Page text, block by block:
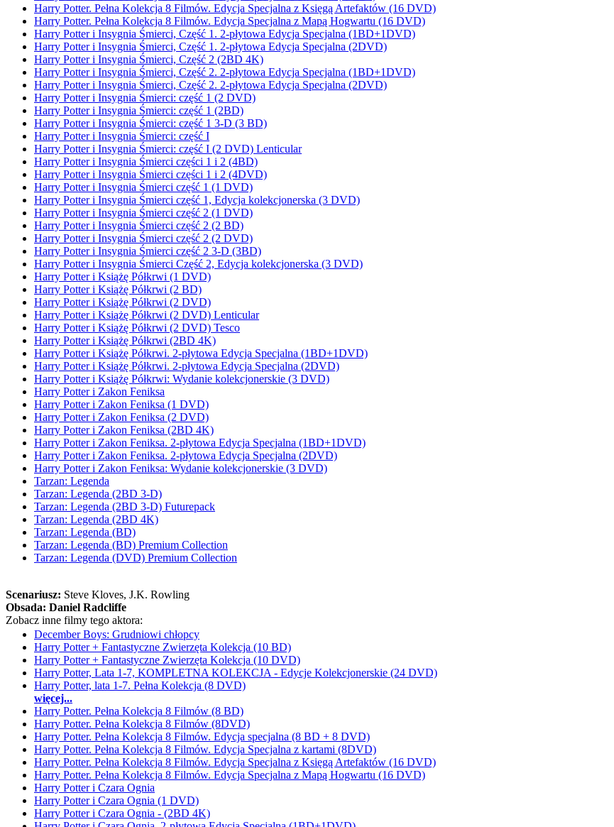
Harry Potter. Pełna Kolekcja 8 Filmów. Edycja Specjalna z Księgą Artefaktów (16 DVD)
Harry Potter. Pełna Kolekcja 8 Filmów. Edycja Specjalna z Mapą Hogwartu (16 DVD)
Harry Potter i Insygnia Śmierci, Część 1. 2-płytowa Edycja Specjalna (1BD+1DVD)
Harry Potter i Insygnia Śmierci, Część 1. 2-płytowa Edycja Specjalna (2DVD)
Harry Potter i Insygnia Śmierci, Część 2 (2BD 4K)
Harry Potter i Insygnia Śmierci, Część 2. 2-płytowa Edycja Specjalna (1BD+1DVD)
Harry Potter i Insygnia Śmierci, Część 2. 2-płytowa Edycja Specjalna (2DVD)
Harry Potter i Insygnia Śmierci: część 1 (2 DVD)
Harry Potter i Insygnia Śmierci: część 1 (2BD)
Harry Potter i Insygnia Śmierci: część 1 3-D (3 BD)
Harry Potter i Insygnia Śmierci: część I
Harry Potter i Insygnia Śmierci: część I (2 DVD) Lenticular
Harry Potter i Insygnia Śmierci części 1 i 2 (4BD)
Harry Potter i Insygnia Śmierci części 1 i 2 (4DVD)
Harry Potter i Insygnia Śmierci część 1 (1 DVD)
Harry Potter i Insygnia Śmierci część 1, Edycja kolekcjonerska (3 DVD)
Harry Potter i Insygnia Śmierci część 2 (1 DVD)
Harry Potter i Insygnia Śmierci część 2 (2 BD)
Harry Potter i Insygnia Śmierci część 2 (2 DVD)
Harry Potter i Insygnia Śmierci część 2 3-D (3BD)
Harry Potter i Insygnia Śmierci Część 2, Edycja kolekcjonerska (3 DVD)
Harry Potter i Książę Półkrwi (1 DVD)
Harry Potter i Książę Półkrwi (2 BD)
Harry Potter i Książę Półkrwi (2 DVD)
Harry Potter i Książę Półkrwi (2 DVD) Lenticular
Harry Potter i Książę Półkrwi (2 DVD) Tesco
Harry Potter i Książę Półkrwi (2BD 4K)
Harry Potter i Książę Półkrwi. 2-płytowa Edycja Specjalna (1BD+1DVD)
Harry Potter i Książę Półkrwi. 2-płytowa Edycja Specjalna (2DVD)
Harry Potter i Książę Półkrwi: Wydanie kolekcjonerskie (3 DVD)
Harry Potter i Zakon Feniksa
Harry Potter i Zakon Feniksa (1 DVD)
Harry Potter i Zakon Feniksa (2 DVD)
Harry Potter i Zakon Feniksa (2BD 4K)
Harry Potter i Zakon Feniksa. 2-płytowa Edycja Specjalna (1BD+1DVD)
Harry Potter i Zakon Feniksa. 2-płytowa Edycja Specjalna (2DVD)
Harry Potter i Zakon Feniksa: Wydanie kolekcjonerskie (3 DVD)
Tarzan: Legenda
Tarzan: Legenda (2BD 3-D)
Tarzan: Legenda (2BD 3-D) Futurepack
Tarzan: Legenda (2BD 4K)
Tarzan: Legenda (BD)
Tarzan: Legenda (BD) Premium Collection
Tarzan: Legenda (DVD) Premium Collection
Scenariusz: Steve Kloves, J.K. Rowling
Obsada: Daniel Radcliffe
Zobacz inne filmy tego aktora:
December Boys: Grudniowi chłopcy
Harry Potter + Fantastyczne Zwierzęta Kolekcja (10 BD)
Harry Potter + Fantastyczne Zwierzęta Kolekcja (10 DVD)
Harry Potter, Lata 1-7, KOMPLETNA KOLEKCJA - Edycje Kolekcjonerskie (24 DVD)
Harry Potter, lata 1-7. Pełna Kolekcja (8 DVD)
więcej...
Harry Potter. Pełna Kolekcja 8 Filmów (8 BD)
Harry Potter. Pełna Kolekcja 8 Filmów (8DVD)
Harry Potter. Pełna Kolekcja 8 Filmów. Edycja specjalna (8 BD + 8 DVD)
Harry Potter. Pełna Kolekcja 8 Filmów. Edycja Specjalna z kartami (8DVD)
Harry Potter. Pełna Kolekcja 8 Filmów. Edycja Specjalna z Księgą Artefaktów (16 DVD)
Harry Potter. Pełna Kolekcja 8 Filmów. Edycja Specjalna z Mapą Hogwartu (16 DVD)
Harry Potter i Czara Ognia
Harry Potter i Czara Ognia (1 DVD)
Harry Potter i Czara Ognia - (2BD 4K)